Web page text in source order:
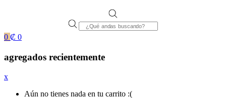
Products
search
0 ₡ 0
agregados recientemente
x
Aún no tienes nada en tu carrito :(